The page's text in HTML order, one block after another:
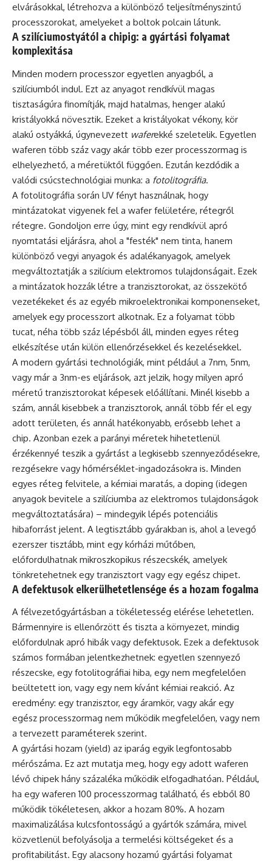
elvárásokkal, létrehozva a különböző teljesítményszintű
processzorokat, amelyeket a boltok polcain látunk.
A szilíciumostyától a chipig: a gyártási folyamat
komplexitása
Minden modern processzor egyetlen anyagból, a
szilíciumból indul. Ezt az anyagot rendkívül magas
tisztaságúra finomítják, majd hatalmas, henger alakú
kristályokká növesztik. Ezeket a kristályokat vékony, kör
alakú ostyákká, úgynevezett waferekké szeletelik. Egyetlen
waferen több száz vagy akár több ezer processzormag is
elhelyezhető, a méretüktől függően. Ezután kezdődik a
valódi csúcstechnológiai munka: a fotolitográfia.
A fotolitográfia során UV fényt használnak, hogy
mintázatokat vigyenek fel a wafer felületére, rétegről
rétegre. Gondoljon erre úgy, mint egy rendkívül apró
nyomtatási eljárásra, ahol a "festék" nem tinta, hanem
különböző vegyi anyagok és adalékanyagok, amelyek
megváltoztatják a szilícium elektromos tulajdonságait. Ezek
a mintázatok hozzák létre a tranzisztorokat, az összekötő
vezetékeket és az egyéb mikroelektronikai komponenseket,
amelyek egy processzort alkotnak. Ez a folyamat több
tucat, néha több száz lépésből áll, minden egyes réteg
elkészítése után külön ellenőrzésekkel és kezelésekkel.
A modern gyártási technológiák, mint például a 7nm, 5nm,
vagy már a 3nm-es eljárások, azt jelzik, hogy milyen apró
méretű tranzisztorokat képesek előállítani. Minél kisebb a
szám, annál kisebbek a tranzisztorok, annál több fér el egy
adott területen, és annál hatékonyabb, erősebb lehet a
chip. Azonban ezek a parányi méretek hihetetlenül
érzékennyé teszik a gyártást a legkisebb szennyeződésekre,
rezgésekre vagy hőmérséklet-ingadozásokra is. Minden
egyes réteg felvitele, a kémiai maratás, a doping (idegen
anyagok bevitele a szilíciumba az elektromos tulajdonságok
megváltoztatására) – mindegyik lépés potenciális
hibaforrást jelent. A legtisztább gyárakban is, ahol a levegő
ezerszer tisztább, mint egy kórházi műtőben,
előfordulhatnak mikroszkopikus részecskék, amelyek
tönkretehetnek egy tranzisztort vagy egy egész chipet.
A defektusok elkerülhetetlensége és a hozam fogalma
A félvezetőgyártásban a tökéletesség elérése lehetetlen.
Bármennyire is ellenőrzött és tiszta a környezet, mindig
előfordulnak apró hibák vagy defektusok. Ezek a defektusok
számos formában jelentkezhetnek: egyetlen szennyező
részecske, egy fotolitográfiai hiba, egy nem megfelelően
beültetett ion, vagy egy nem kívánt kémiai reakció. Az
eredmény: egy tranzisztor, egy áramkör, vagy akár egy
egész processzormag nem működik megfelelően, vagy nem
a tervezett paraméterek szerint.
A gyártási hozam (yield) az iparág egyik legfontosabb
mérőszáma. Ez azt mutatja meg, hogy egy adott waferen
lévő chipek hány százaléka működik elfogadhatóan. Például,
ha egy waferen 100 processzormag található, és ebből 80
működik tökéletesen, akkor a hozam 80%. A hozam
maximalizálása kulcsfontosságú a gyártók számára, mivel
közvetlenül befolyásolja a termelési költségeket és a
profitabilitást. Egy alacsony hozamú gyártási folyamat